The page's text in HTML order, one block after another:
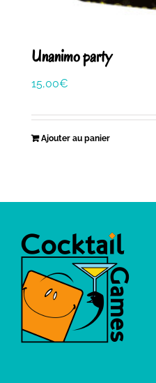
Unanimo party
15,00€
Ajouter au panier